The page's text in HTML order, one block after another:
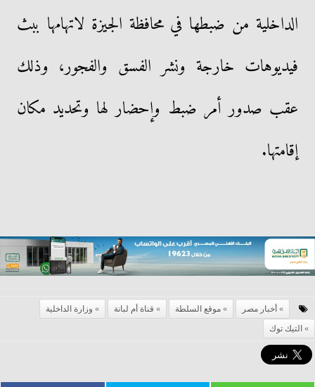
الداخلية من ضبطها في محافظة الجيزة لاتهامها ببث
فيديوهات خارجة ونشر الفسق والفجور، وذلك
عقب صدور أمر ضبط وإحضار لها وتحديد مكان
إقامتها.
أخبار مصر موقع السلطة قناة أم لبانة
وزارة الداخلية
التيك توك